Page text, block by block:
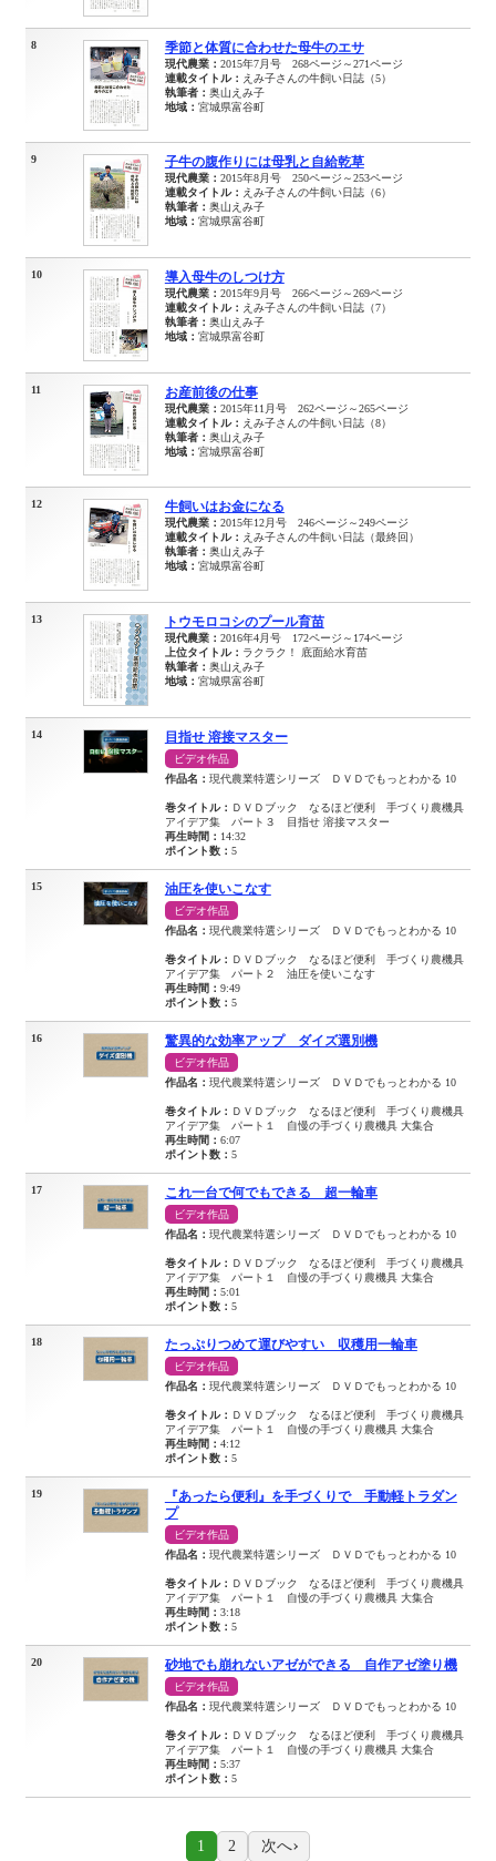
8 季節と体質に合わせた母牛のエサ
現代農業： 2015年7月号 268ページ～271ページ
連載タイトル： えみ子さんの牛飼い日誌（5）
執筆者： 奥山えみ子
地域： 宮城県富谷町
9 子牛の腹作りには母乳と自給乾草
現代農業： 2015年8月号 250ページ～253ページ
連載タイトル： えみ子さんの牛飼い日誌（6）
執筆者： 奥山えみ子
地域： 宮城県富谷町
10 導入母牛のしつけ方
現代農業： 2015年9月号 266ページ～269ページ
連載タイトル： えみ子さんの牛飼い日誌（7）
執筆者： 奥山えみ子
地域： 宮城県富谷町
11 お産前後の仕事
現代農業： 2015年11月号 262ページ～265ページ
連載タイトル： えみ子さんの牛飼い日誌（8）
執筆者： 奥山えみ子
地域： 宮城県富谷町
12 牛飼いはお金になる
現代農業： 2015年12月号 246ページ～249ページ
連載タイトル： えみ子さんの牛飼い日誌（最終回）
執筆者： 奥山えみ子
地域： 宮城県富谷町
13 トウモロコシのプール育苗
現代農業： 2016年4月号 172ページ～174ページ
上位タイトル： ラクラク！ 底面給水育苗
執筆者： 奥山えみ子
地域： 宮城県富谷町
14 目指せ 溶接マスター
ビデオ作品
作品名： 現代農業特選シリーズ ＤＶＤでもっとわかる 10
巻タイトル： ＤＶＤブック なるほど便利 手づくり農機具
アイデア集 パート３ 目指せ 溶接マスター
再生時間： 14:32
ポイント数： 5
15 油圧を使いこなす
ビデオ作品
作品名： 現代農業特選シリーズ ＤＶＤでもっとわかる 10
巻タイトル： ＤＶＤブック なるほど便利 手づくり農機具
アイデア集 パート２ 油圧を使いこなす
再生時間： 9:49
ポイント数： 5
16 驚異的な効率アップ ダイズ選別機
ビデオ作品
作品名： 現代農業特選シリーズ ＤＶＤでもっとわかる 10
巻タイトル： ＤＶＤブック なるほど便利 手づくり農機具
アイデア集 パート１ 自慢の手づくり農機具 大集合
再生時間： 6:07
ポイント数： 5
17 これ一台で何でもできる 超一輪車
ビデオ作品
作品名： 現代農業特選シリーズ ＤＶＤでもっとわかる 10
巻タイトル： ＤＶＤブック なるほど便利 手づくり農機具
アイデア集 パート１ 自慢の手づくり農機具 大集合
再生時間： 5:01
ポイント数： 5
18 たっぷりつめて運びやすい 収穫用一輪車
ビデオ作品
作品名： 現代農業特選シリーズ ＤＶＤでもっとわかる 10
巻タイトル： ＤＶＤブック なるほど便利 手づくり農機具
アイデア集 パート１ 自慢の手づくり農機具 大集合
再生時間： 4:12
ポイント数： 5
19
『あったら便利』を手づくりで 手動軽トラダン
プ
ビデオ作品
作品名： 現代農業特選シリーズ ＤＶＤでもっとわかる 10
巻タイトル： ＤＶＤブック なるほど便利 手づくり農機具
アイデア集 パート１ 自慢の手づくり農機具 大集合
再生時間： 3:18
ポイント数： 5
20 砂地でも崩れないアゼができる 自作アゼ塗り機
ビデオ作品
作品名： 現代農業特選シリーズ ＤＶＤでもっとわかる 10
巻タイトル： ＤＶＤブック なるほど便利 手づくり農機具
アイデア集 パート１ 自慢の手づくり農機具 大集合
再生時間： 5:37
ポイント数： 5
1 2 次へ